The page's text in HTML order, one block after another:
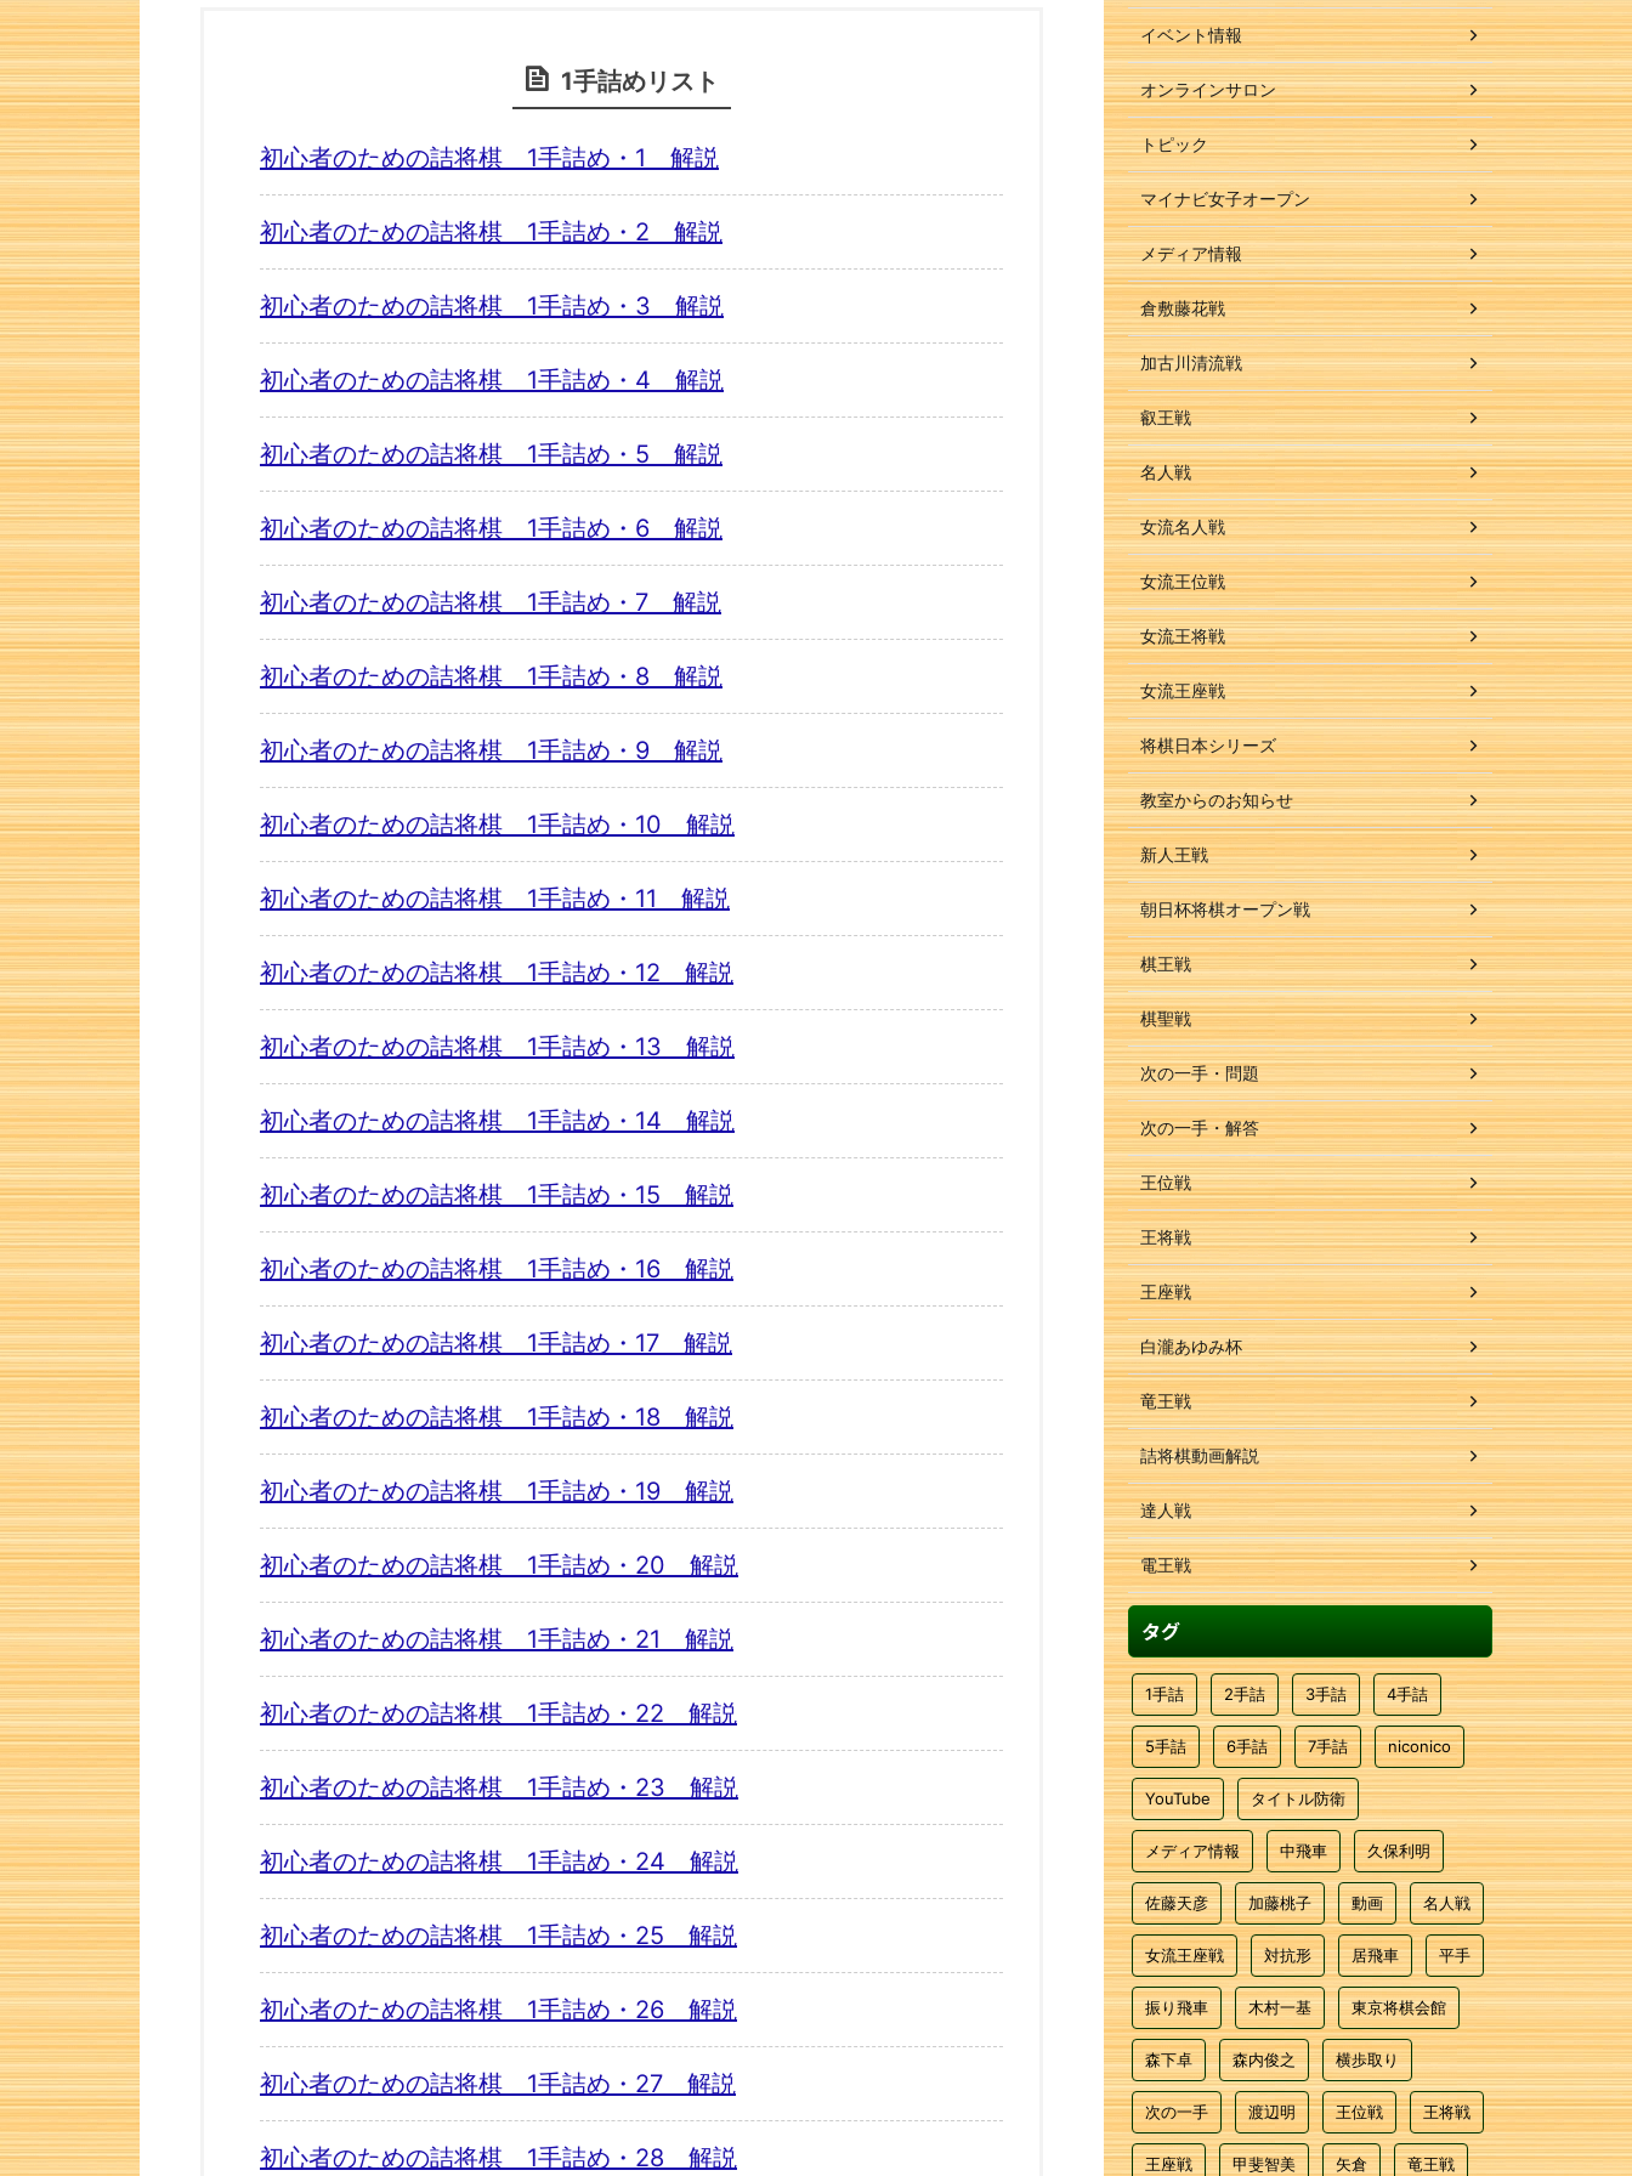
1手詰めリスト
初心者のための詰将棋 1手詰め・1 解説
初心者のための詰将棋 1手詰め・2 解説
初心者のための詰将棋 1手詰め・3 解説
初心者のための詰将棋 1手詰め・4 解説
初心者のための詰将棋 1手詰め・5 解説
初心者のための詰将棋 1手詰め・6 解説
初心者のための詰将棋 1手詰め・7 解説
初心者のための詰将棋 1手詰め・8 解説
初心者のための詰将棋 1手詰め・9 解説
初心者のための詰将棋 1手詰め・10 解説
初心者のための詰将棋 1手詰め・11 解説
初心者のための詰将棋 1手詰め・12 解説
初心者のための詰将棋 1手詰め・13 解説
初心者のための詰将棋 1手詰め・14 解説
初心者のための詰将棋 1手詰め・15 解説
初心者のための詰将棋 1手詰め・16 解説
初心者のための詰将棋 1手詰め・17 解説
初心者のための詰将棋 1手詰め・18 解説
初心者のための詰将棋 1手詰め・19 解説
初心者のための詰将棋 1手詰め・20 解説
初心者のための詰将棋 1手詰め・21 解説
初心者のための詰将棋 1手詰め・22 解説
初心者のための詰将棋 1手詰め・23 解説
初心者のための詰将棋 1手詰め・24 解説
初心者のための詰将棋 1手詰め・25 解説
初心者のための詰将棋 1手詰め・26 解説
初心者のための詰将棋 1手詰め・27 解説
初心者のための詰将棋 1手詰め・28 解説
イベント情報
オンラインサロン
トピック
マイナビ女子オープン
メディア情報
倉敷藤花戦
加古川清流戦
叡王戦
名人戦
女流名人戦
女流王位戦
女流王将戦
女流王座戦
将棋日本シリーズ
教室からのお知らせ
新人王戦
朝日杯将棋オープン戦
棋王戦
棋聖戦
次の一手・問題
次の一手・解答
王位戦
王将戦
王座戦
白瀧あゆみ杯
竜王戦
詰将棋動画解説
達人戦
電王戦
タグ
1手詰 2手詰 3手詰 4手詰
5手詰 6手詰 7手詰 niconico
YouTube タイトル防衛
メディア情報 中飛車 久保利明
佐藤天彦 加藤桃子 動画 名人戦
女流王座戦 対抗形 居飛車 平手
振り飛車 木村一基 東京将棋会館
森下卓 森内俊之 横歩取り
次の一手 渡辺明 王位戦 王将戦
王座戦 甲斐智美 矢倉 竜王戦